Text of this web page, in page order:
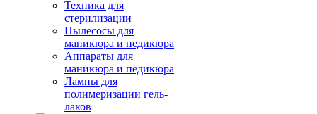
Техника для
стерилизации
Пылесосы для
маникюра и педикюра
Аппараты для
маникюра и педикюра
Лампы для
полимеризации гель-
лаков